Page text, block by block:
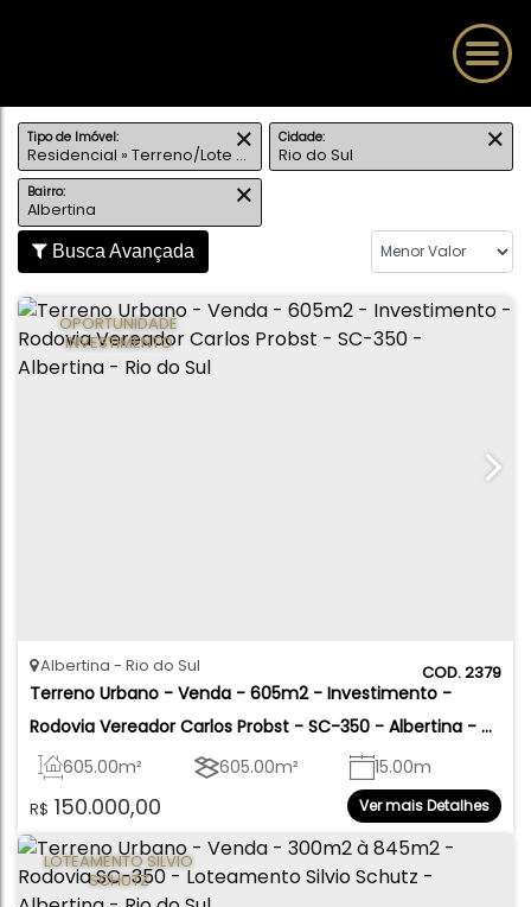
Tipo de Imóvel:
Residencial » Terreno/Lote Urbano
Cidade:
Rio do Sul
Bairro:
Albertina
Busca Avançada
OPORTUNIDADE
INVESTIMENTO
2379
Terreno Urbano - Venda - 605m2 - Investimento -
Rodovia Vereador Carlos Probst - SC-350 - Albertina -
Rio do Sul
R$ 150.000,00
Albertina Rio do Sul
605.00m² 605.00m² 15.00m
15.00m 45.00m
Ver mais Detalhes
LOTEAMENTO SILVIO
SCHUTZ